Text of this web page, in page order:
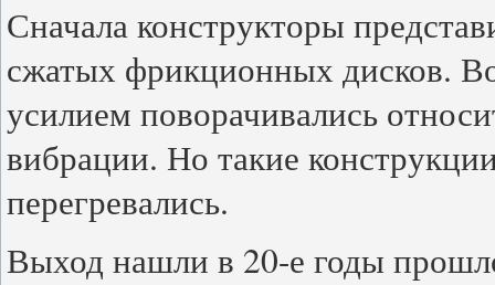
Сначала конструкторы
сжатых фрикционных дисков.
усилием поворачивались
вибрации. Но такие
перегревались.
Выход нашли в 20-е годы